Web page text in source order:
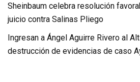
Sheinbaum celebra resolución
juicio contra Salinas Pliego
Ingresan a Ángel Aguirre Rivero al
destrucción de evidencias de caso